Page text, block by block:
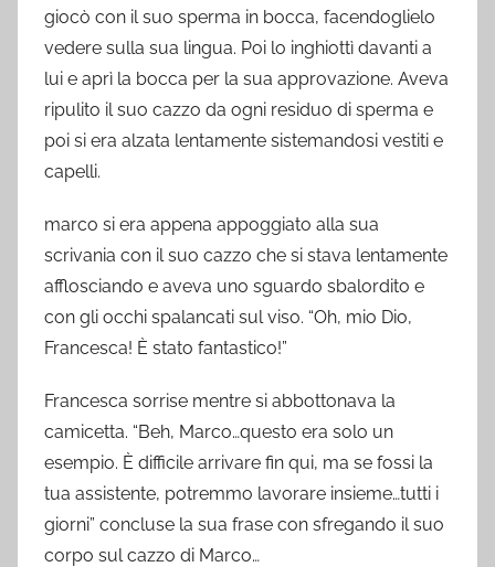
giocò con il suo sperma in bocca, facendoglielo
vedere sulla sua lingua. Poi lo inghiottì davanti a
lui e aprì la bocca per la sua approvazione. Aveva
ripulito il suo cazzo da ogni residuo di sperma e
poi si era alzata lentamente sistemandosi vestiti e
capelli.
marco si era appena appoggiato alla sua
scrivania con il suo cazzo che si stava lentamente
afflosciando e aveva uno sguardo sbalordito e
con gli occhi spalancati sul viso. “Oh, mio Dio,
Francesca! È stato fantastico!”
Francesca sorrise mentre si abbottonava la
camicetta. “Beh, Marco…questo era solo un
esempio. È difficile arrivare fin qui, ma se fossi la
tua assistente, potremmo lavorare insieme…tutti i
giorni” concluse la sua frase con sfregando il suo
corpo sul cazzo di Marco…